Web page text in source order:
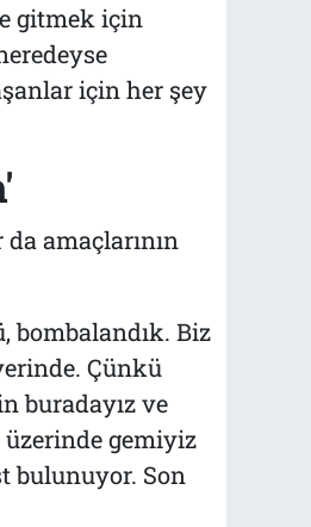
gitmek için
için her şey
amaçlarının
bombalandık. Biz
Çünkü
buradayız ve
üzerinde gemiyiz
bulunuyor. Son